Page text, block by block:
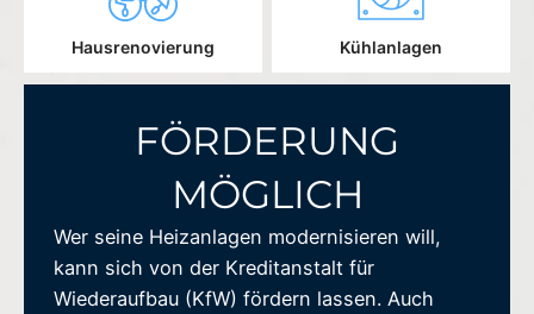
Hausrenovierung Kühlanlagen
FÖRDERUNG
MÖGLICH
Wer seine Heizanlagen modernisieren will,
kann sich von der Kreditanstalt für
Wiederaufbau (KfW) fördern lassen. Auch